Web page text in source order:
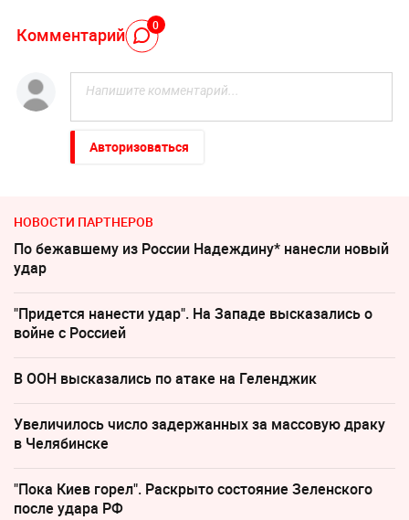
Комментарий 0
Авторизоваться
НОВОСТИ ПАРТНЕРОВ
По бежавшему из России Надеждину* нанесли новый
удар
"Придется нанести удар". На Западе высказались о
войне с Россией
В ООН высказались по атаке на Геленджик
Увеличилось число задержанных за массовую драку
в Челябинске
"Пока Киев горел". Раскрыто состояние Зеленского
после удара РФ